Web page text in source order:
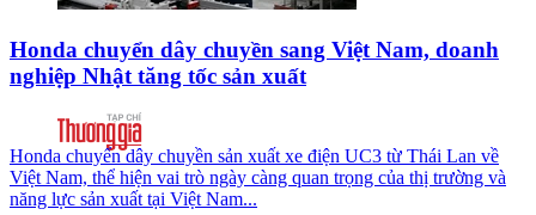
Honda chuyển dây chuyền sang Việt Nam, doanh
nghiệp Nhật tăng tốc sản xuất
Honda chuyển dây chuyền sản xuất xe điện UC3 từ Thái Lan về
Việt Nam, thể hiện vai trò ngày càng quan trọng của thị trường và
năng lực sản xuất tại Việt Nam...